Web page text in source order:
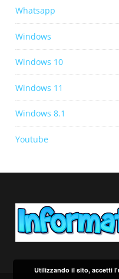
Whatsapp
Windows
Windows 10
Windows 11
Windows 8.1
Youtube
Utilizzando il sito, accetti